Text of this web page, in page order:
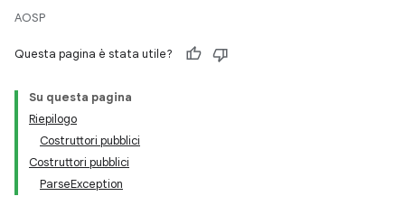
AOSP
Questa pagina è stata utile?
Su questa pagina
Riepilogo
Costruttori pubblici
Costruttori pubblici
ParseException